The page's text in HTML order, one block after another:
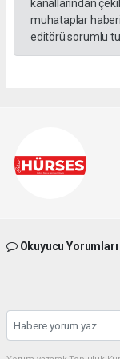
kanallarından
muhataplar
editörü sorumlu
Okuyucu Yorumları